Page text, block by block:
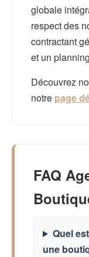
globale
respect des
contractant
et un
Découvrez
notre page
FAQ
Quel
une